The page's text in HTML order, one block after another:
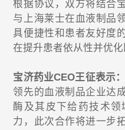
根据协议，双方将结合
与上海莱士在血液制品
具便捷性和患者友好度
在提升患者依从性并优化
宝济药业CEO王征表示
领先的血液制品企业达
酶及其皮下给药技术
力，此次合作将进一步